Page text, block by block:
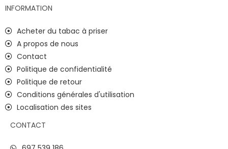
INFORMATION
Acheter du tabac à priser
A propos de nous
Contact
Politique de confidentialité
Politique de retour
Conditions générales d'utilisation
Localisation des sites
CONTACT